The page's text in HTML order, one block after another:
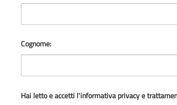
Cognome:
Hai letto e accetti l'informativa privacy e